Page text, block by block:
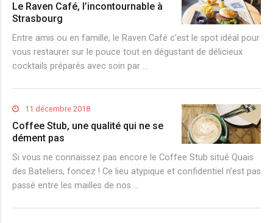
Le Raven Café, l’incontournable à
Strasbourg
Entre amis ou en famille, le Raven Café c’est le spot idéal pour
vous restaurer sur le pouce tout en dégustant de délicieux
cocktails préparés avec soin par …
11 décembre 2018
Coffee Stub, une qualité qui ne se
dément pas
Si vous ne connaissez pas encore le Coffee Stub situé Quais
des Bateliers, foncez ! Ce lieu atypique et confidentiel n’est pas
passé entre les mailles de nos …